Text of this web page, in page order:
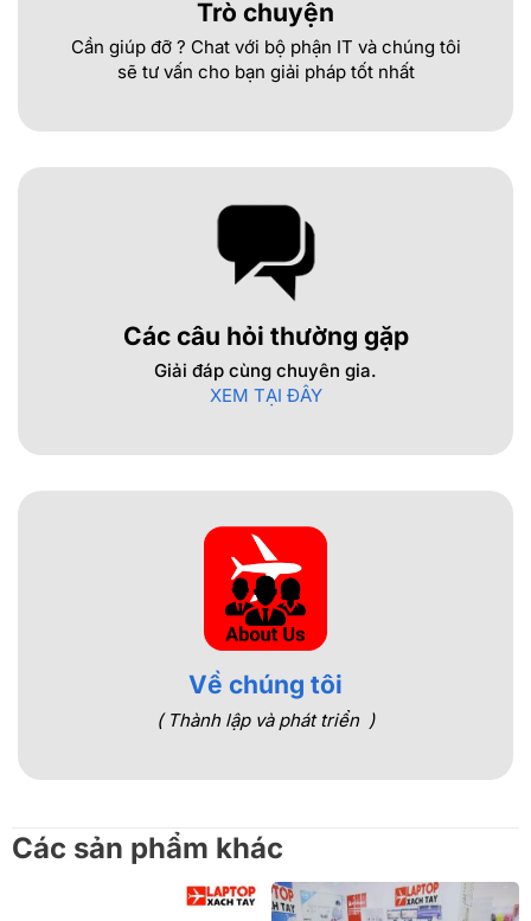
Trò chuyện
Cần giúp đỡ ? Chat với bộ phận IT và chúng tôi
sẽ tư vấn cho bạn giải pháp tốt nhất
Các câu hỏi thường gặp
Giải đáp cùng chuyên gia.
XEM TẠI ĐÂY
Về chúng tôi
( Thành lập và phát triển )
Các sản phẩm khác